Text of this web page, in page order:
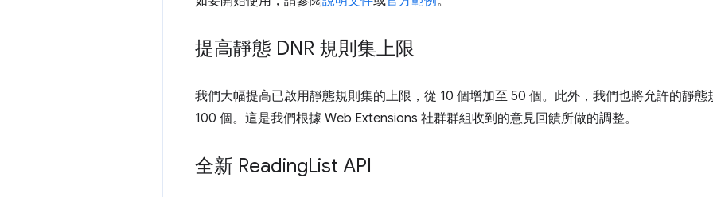
提高靜態 DNR 規則集上限
我們大幅提高已啟用靜態規則集的上限，從 10 個增加至 50 個。此外，我們也將允許的靜
100 個。這是我們根據 Web Extensions 社群群組收到的意見回饋所做的調整。
全新 ReadingList API